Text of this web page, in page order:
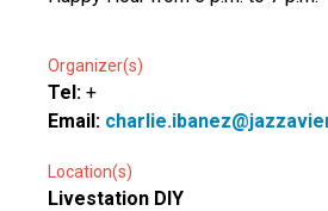
Organizer(s)
Tel: +
Email:
Location(s)
Livestation DIY